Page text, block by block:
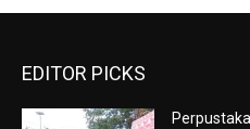
EDITOR PICKS